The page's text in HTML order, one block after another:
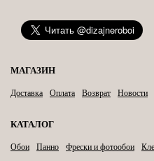
МАГАЗИН
Доставка Оплата Возврат Новости
КАТАЛОГ
Обои Панно Фрески и фотообои